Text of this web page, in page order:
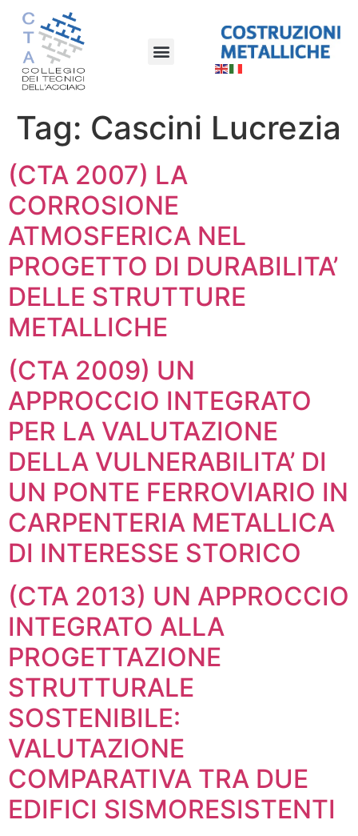
Tag: Cascini Lucrezia
(CTA 2007) LA
CORROSIONE
ATMOSFERICA NEL
PROGETTO DI DURABILITA’
DELLE STRUTTURE
METALLICHE
(CTA 2009) UN
APPROCCIO INTEGRATO
PER LA VALUTAZIONE
DELLA VULNERABILITA’ DI
UN PONTE FERROVIARIO IN
CARPENTERIA METALLICA
DI INTERESSE STORICO
(CTA 2013) UN APPROCCIO
INTEGRATO ALLA
PROGETTAZIONE
STRUTTURALE
SOSTENIBILE:
VALUTAZIONE
COMPARATIVA TRA DUE
EDIFICI SISMORESISTENTI